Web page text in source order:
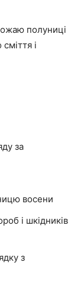
полуниці
і
за
восени
і шкідників
з